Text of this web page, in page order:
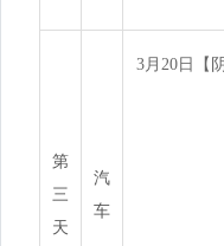
第
三
天
汽
车
3月20日【